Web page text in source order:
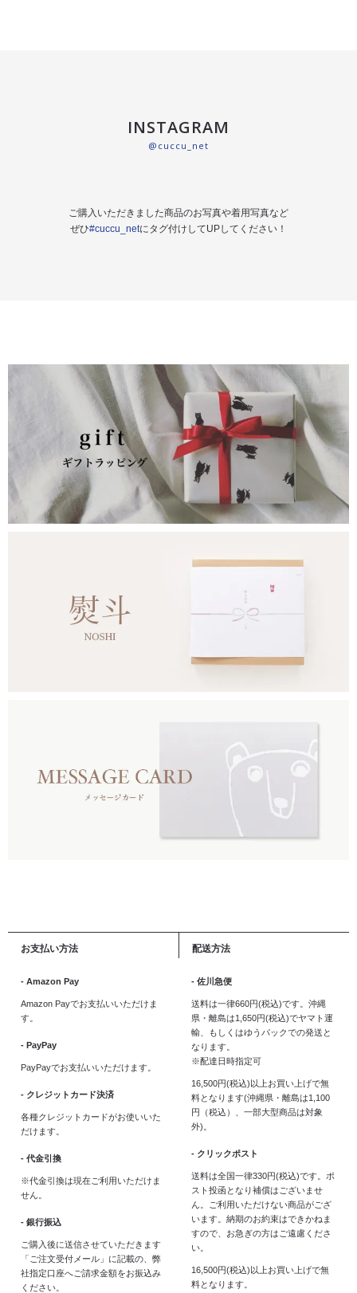
INSTAGRAM
@cuccu_net
ご購入いただきました商品のお写真や着用写真など
ぜひ#cuccu_netにタグ付けしてUPしてください！
お支払い方法
- Amazon Pay
Amazon Payでお支払いいただけま
す。
- PayPay
PayPayでお支払いいただけます。
- クレジットカード決済
各種クレジットカードがお使いいた
だけます。
- 代金引換
※代金引換は現在ご利用いただけま
せん。
- 銀行振込
ご購入後に送信させていただきます
「ご注文受付メール」に記載の、弊
社指定口座へご請求金額をお振込み
ください。
配送方法
- 佐川急便
送料は一律660円(税込)です。沖縄
県・離島は1,650円(税込)でヤマト運
輸、もしくはゆうパックでの発送と
なります。
※配達日時指定可
16,500円(税込)以上お買い上げで無
料となります(沖縄県・離島は1,100
円（税込）、一部大型商品は対象
外)。
- クリックポスト
送料は全国一律330円(税込)です。ポ
スト投函となり補償はございませ
ん。ご利用いただけない商品がござ
います。納期のお約束はできかねま
すので、お急ぎの方はご遠慮くださ
い。
16,500円(税込)以上お買い上げで無
料となります。